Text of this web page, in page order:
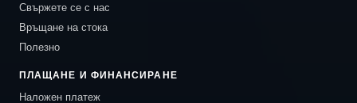
Свържете се с нас
Връщане на стока
Полезно
ПЛАЩАНЕ И ФИНАНСИРАНЕ
Наложен платеж